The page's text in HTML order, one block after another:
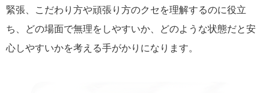
緊張、こだわり方や頑張り方のクセを理解するのに役立
ち、どの場面で無理をしやすいか、どのような状態だと安
心しやすいかを考える手がかりになります。